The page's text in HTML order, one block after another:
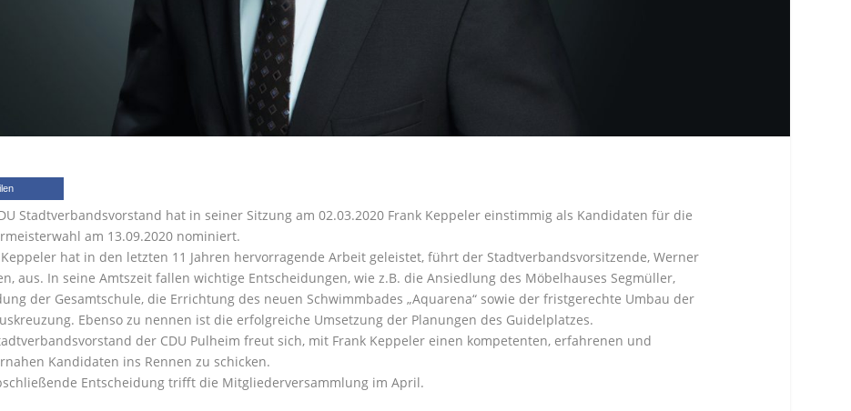
Stadtverbandsvorstand hat in seiner Sitzung am 02.03.2020 Frank Keppeler einstimmig als Kandidaten für die
am 13.09.2020 nominiert.
Keppeler hat in den letzten 11 Jahren hervorragende Arbeit geleistet, führt der Stadtverbandsvorsitzende, Werner
aus. In seine Amtszeit fallen wichtige Entscheidungen, wie z.B. die Ansiedlung des Möbelhauses Segmüller,
der Gesamtschule, die Errichtung des neuen Schwimmbades „Aquarena“ sowie der fristgerechte Umbau der
Ebenso zu nennen ist die erfolgreiche Umsetzung der Planungen des Guidelplatzes.
der CDU Pulheim freut sich, mit Frank Keppeler einen kompetenten, erfahrenen und
Kandidaten ins Rennen zu schicken.
Entscheidung trifft die Mitgliederversammlung im April.